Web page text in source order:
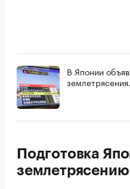
В Японии
Подготовка
землетрясению